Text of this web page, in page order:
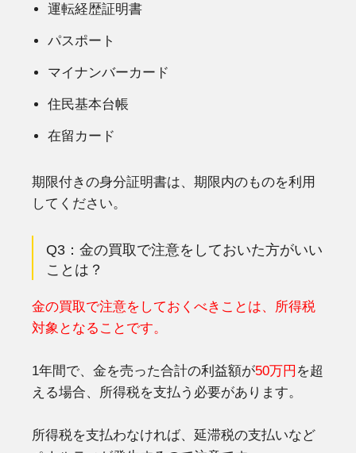
運転経歴証明書
パスポート
マイナンバーカード
住民基本台帳
在留カード
期限付きの身分証明書は、期限内のものを利用
してください。
Q3：金の買取で注意をしておいた方がいい
ことは？
金の買取で注意をしておくべきことは、所得税
対象となることです。
1年間で、金を売った合計の利益額が50万円 を超
える場合、所得税を支払う必要があります。
所得税を支払わなければ、延滞税の支払いなど